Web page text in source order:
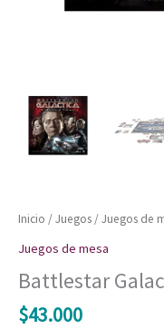
Inicio /Juegos /Juegos de
Juegos de mesa
Battlestar
$43.000